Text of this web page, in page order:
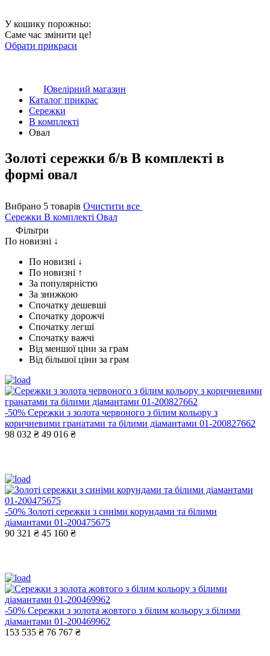
У кошику порожньо:
Саме час змінити це!
Обрати прикраси
Ювелірний магазин
Каталог прикрас
Сережки
В комплекті
Овал
Золоті сережки б/в В комплекті в
формі овал
Вибрано 5 товарів Очистити все
Сережки В комплекті Овал
Фільтри
По новизні ↓
По новизні ↓
По новизні ↑
За популярністю
За знижкою
Спочатку дешевші
Спочатку дорожчі
Спочатку легші
Спочатку важчі
Від меншої ціни за грам
Від більшої ціни за грам
-50% Сережки з золота червоного з білим кольору з
коричневими гранатами та білими діамантами 01-200827662
98 032 ₴ 49 016 ₴
-50% Золоті сережки з синіми корундами та білими
діамантами 01-200475675
90 321 ₴ 45 160 ₴
-50% Сережки з золота жовтого з білим кольору з білими
діамантами 01-200469962
153 535 ₴ 76 767 ₴